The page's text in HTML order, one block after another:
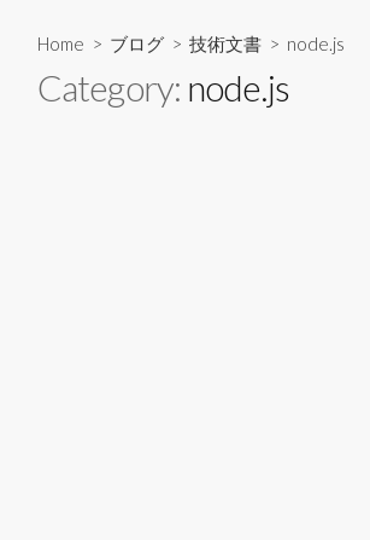
Home > ブログ > 技術文書 > node.js
Category: node.js